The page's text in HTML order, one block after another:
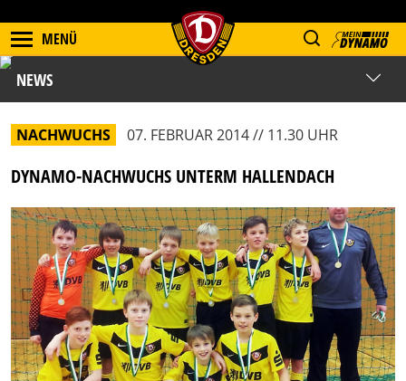
MENÜ
NEWS
NACHWUCHS 07. FEBRUAR 2014 // 11.30 UHR
DYNAMO-NACHWUCHS UNTERM HALLENDACH